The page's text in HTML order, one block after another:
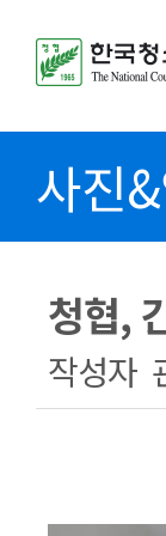
사진
청협,
작성자